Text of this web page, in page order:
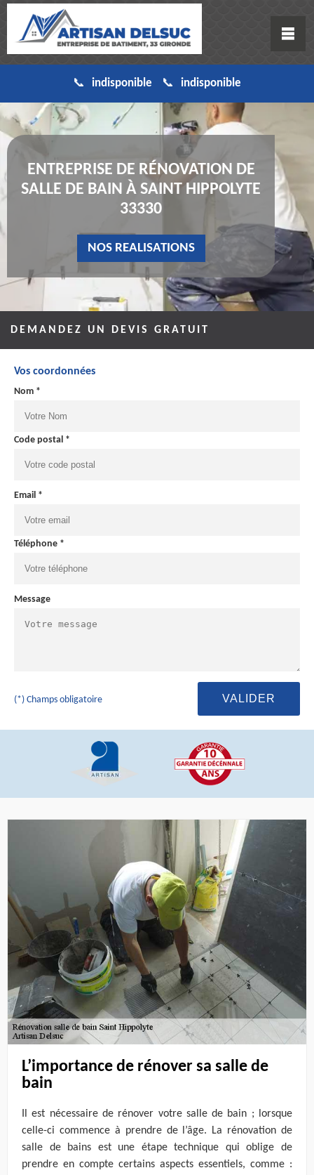
indisponible indisponible
ENTREPRISE DE RÉNOVATION DE
SALLE DE BAIN À SAINT HIPPOLYTE
33330
NOS REALISATIONS
DEMANDEZ UN DEVIS GRATUIT
Vos coordonnées
Nom *
Code postal *
Email *
Téléphone *
Message
(*) Champs obligatoire
L’importance de rénover sa salle de
bain
Il est nécessaire de rénover votre salle de bain ; lorsque
celle-ci commence à prendre de l’âge. La rénovation de
salle de bains est une étape technique qui oblige de
prendre en compte certains aspects essentiels, comme :